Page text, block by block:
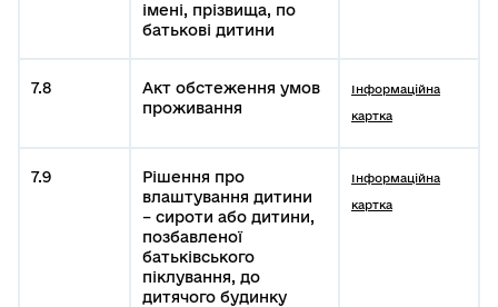
імені, прізвища, по
батькові дитини
7.8
Акт обстеження умов
проживання
Інформаційна
картка
7.9
Рішення про
влаштування дитини
– сироти або дитини,
позбавленої
батьківського
піклування, до
дитячого будинку
Інформаційна
картка